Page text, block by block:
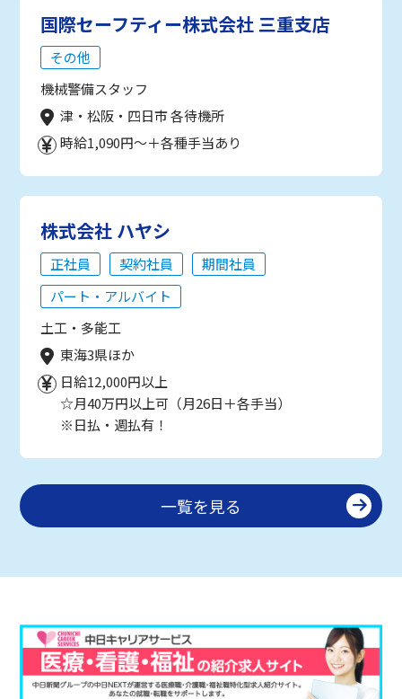
国際セーフティー株式会社 三重支店
その他
機械警備スタッフ
津・松阪・四日市 各待機所
時給1,090円～＋各種手当あり
株式会社 ハヤシ
正社員 契約社員
期間社員
パート・アルバイト
土工・多能工
東海3県ほか
日給12,000円以上
☆月40万円以上可（月26日＋各手当）
※日払・週払有！
一覧を見る